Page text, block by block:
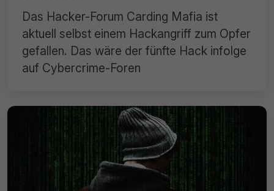
Das Hacker-Forum Carding Mafia ist
aktuell selbst einem Hackangriff zum Opfer
gefallen. Das wäre der fünfte Hack infolge
auf Cybercrime-Foren